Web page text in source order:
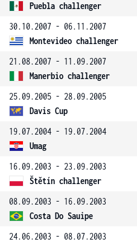
Puebla challenger
30.10.2007 - 06.11.2007
Montevideo challenger
21.08.2007 - 11.09.2007
Manerbio challenger
25.09.2005 - 28.09.2005
Davis Cup
19.07.2004 - 19.07.2004
Umag
16.09.2003 - 23.09.2003
Štětín challenger
08.09.2003 - 16.09.2003
Costa Do Sauipe
24.06.2003 - 08.07.2003